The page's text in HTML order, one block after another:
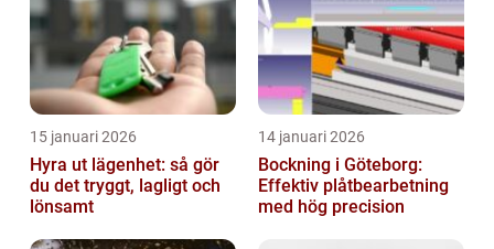
15 januari 2026
Hyra ut lägenhet: så gör
du det tryggt, lagligt och
lönsamt
14 januari 2026
Bockning i Göteborg:
Effektiv plåtbearbetning
med hög precision